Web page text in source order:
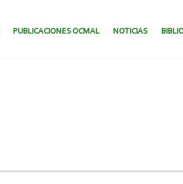
PUBLICACIONES OCMAL NOTICIAS